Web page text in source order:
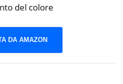
del colore
DA AMAZON